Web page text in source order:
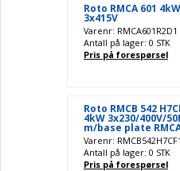
Roto RMCA 601 4kW
3x415V
Varenr: RMCA601R2D1
Antall på lager: 0 STK
Pris på forespørsel
Roto RMCB 542
4kW 3x230/400V/
m/base plate
Varenr: RMCB542H7CF1
Antall på lager: 0 STK
Pris på forespørsel